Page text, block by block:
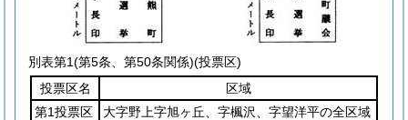
別表第1(第5条、第50条関係)(投票区)
投票区名
区域
第1投票区
大字野上字旭ヶ丘、字楓沢、字望洋平の全区域